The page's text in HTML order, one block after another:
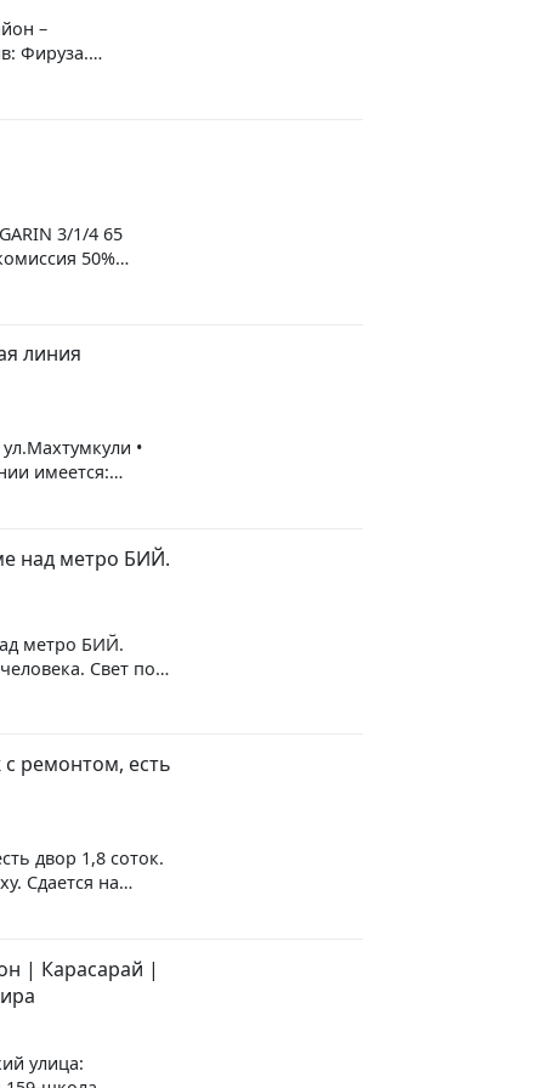
–
Фируза.
– Мебель,
3/1/4 65
50%
линия
•
имеется:
столовая,
указана
над метро БИЙ.
метро БИЙ.
Свет по
Ковры
квартира с
ремонтом, есть
двор 1,8 соток.
Сдается на
FrankFort Hotel
и IT park
КОтеедж
| Карасарай |
улица: